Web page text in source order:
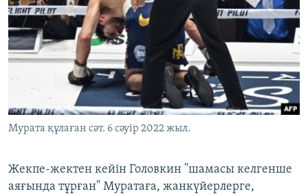
Мурата құлаған сәт. 6 сәуір 2022 жыл.
Жекпе-жектен кейін Головкин "шамасы келгенше
аяғында тұрған" Муратаға, жанкүйерлерге,